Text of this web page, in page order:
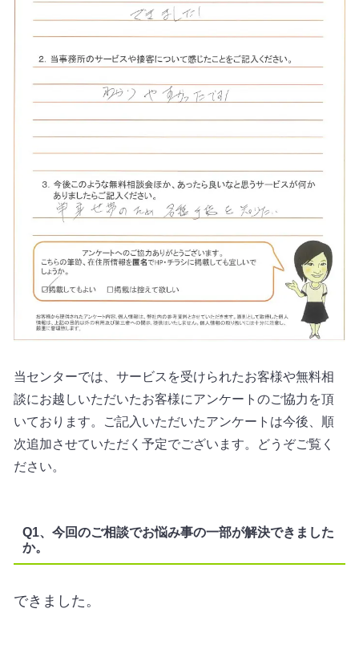
当センターでは、サービスを受けられたお客様や無料相
談にお越しいただいたお客様にアンケートのご協力を頂
いております。ご記入いただいたアンケートは今後、順
次追加させていただく予定でございます。どうぞご覧く
ださい。
Q1、今回のご相談でお悩み事の一部が解決できました
か。
できました。